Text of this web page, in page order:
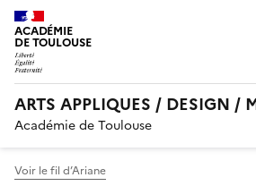
ACADÉMIE
DE TOULOUSE
ARTS APPLIQUES / DESIGN /
Académie de Toulouse
Voir le fil d’Ariane